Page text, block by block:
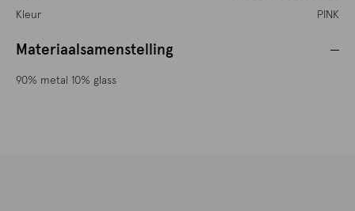
Kleur
PINK
Materiaalsamenstelling
90% metal 10% glass